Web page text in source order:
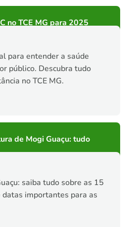
no TCE MG para 2025
para entender a saúde
público. Descubra tudo
no TCE MG.
de Mogi Guaçu: tudo
saiba tudo sobre as 15
importantes para as